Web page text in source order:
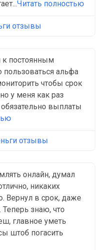
Читать полностью
отзывы
постоянным
пользоваться альфа
чтобы срок
у меня как раз
выплаты
отзывы
онлайн, думал
никаких
Вернул в срок, даже
знаю, что
главное уметь
штоб погасить